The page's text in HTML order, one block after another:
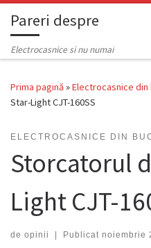
Skip to content
Pareri despre
Electrocasnice si nu numai
Prima pagină»Electrocasnice din
Star-Light CJT-160SS
ELECTROCASNICE DIN
Storcatorul
Light CJT-
de opinii Publicat noiembrie